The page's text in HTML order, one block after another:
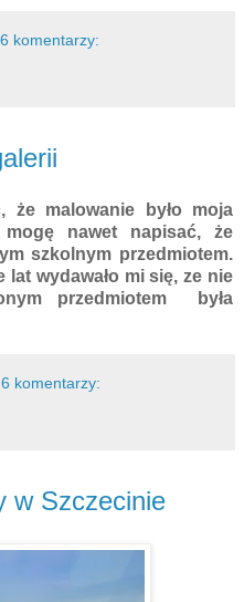
6 komentarzy:
że malowanie było moja
nawet napisać, że
szkolnym przedmiotem.
lat wydawało mi się, ze nie
przedmiotem była
6 komentarzy:
w Szczecinie